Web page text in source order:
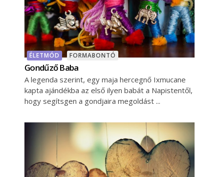
ÉLETMÓD FORMABONTÓ
Gondűző Baba
A legenda szerint, egy maja hercegnő Ixmucane
kapta ajándékba az első ilyen babát a Napistentől,
hogy segítsgen a gondjaira megoldást